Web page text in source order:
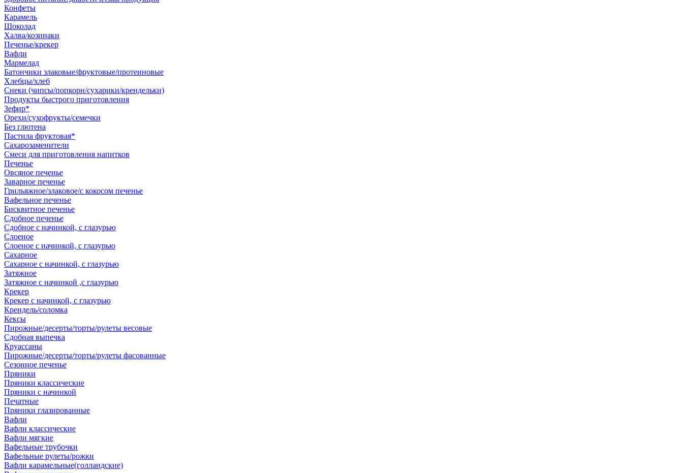
Конфеты
Карамель
Шоколад
Халва/козинаки
Печенье/крекер
Вафли
Мармелад
Батончики злаковые/фруктовые/протеиновые
Хлебцы/хлеб
Снеки (чипсы/попкорн/сухарики/крендельки)
Продукты быстрого приготовления
Зефир*
Орехи/сухофрукты/семечки
Без глютена
Пастила фруктовая*
Сахарозаменители
Смеси для приготовления напитков
Печенье
Овсяное печенье
Заварное печенье
Грильяжное/злаковое/с кокосом печенье
Вафельное печенье
Бисквитное печенье
Сдобное печенье
Сдобное с начинкой, с глазурью
Слоеное
Слоеное с начинкой, с глазурью
Сахарное
Сахарное с начинкой, с глазурью
Затяжное
Затяжное с начинкой ,с глазурью
Крекер
Крекер с начинкой, с глазурью
Крендель/соломка
Кексы
Пирожные/десерты/торты/рулеты весовые
Сдобная выпечка
Круассаны
Пирожные/десерты/торты/рулеты фасованные
Сезонное печенье
Пряники
Пряники классические
Пряники с начинкой
Печатные
Пряники глазированные
Вафли
Вафли классические
Вафли мягкие
Вафельные трубочки
Вафельные рулеты/рожки
Вафли карамельные(голландские)